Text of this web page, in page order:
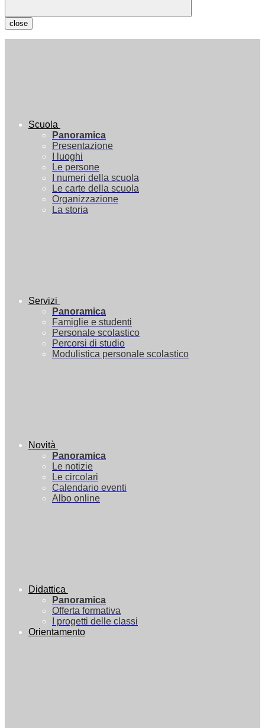
close
Scuola
Panoramica
Presentazione
I luoghi
Le persone
I numeri della scuola
Le carte della scuola
Organizzazione
La storia
Servizi
Panoramica
Famiglie e studenti
Personale scolastico
Percorsi di studio
Modulistica personale scolastico
Novità
Panoramica
Le notizie
Le circolari
Calendario eventi
Albo online
Didattica
Panoramica
Offerta formativa
I progetti delle classi
Orientamento